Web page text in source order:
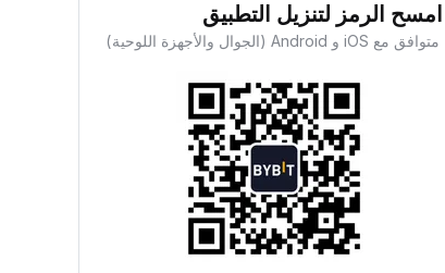
امسح الرمز لتنزيل التطبيق
متوافق مع iOS و Android (الجوال والأجهزة اللوحية)